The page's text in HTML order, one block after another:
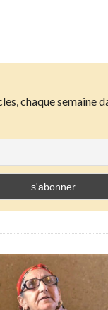
chaque semaine